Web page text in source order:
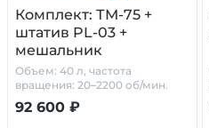
Комплект: ТМ-75 +
штатив PL-03 +
мешальник
Объем: 40 л, частота
вращения: 20–2200 об/мин.
вязкость: до 50 000 мПа*с
92 600 ₽